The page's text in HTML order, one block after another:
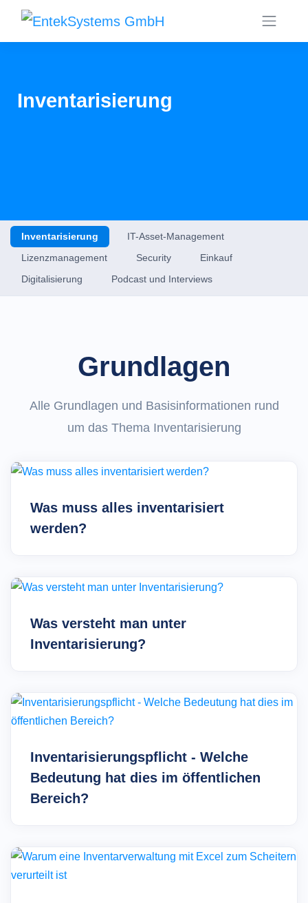
Inventarisierung
Inventarisierung
IT-Asset-Management
Lizenzmanagement
Security
Einkauf
Digitalisierung
Podcast und Interviews
Grundlagen
Alle Grundlagen und Basisinformationen rund
um das Thema Inventarisierung
Was muss alles inventarisiert
werden?
Was versteht man unter
Inventarisierung?
Inventarisierungspflicht - Welche
Bedeutung hat dies im öffentlichen
Bereich?